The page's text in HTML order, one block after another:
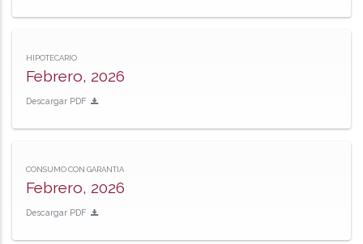
HIPOTECARIO
Febrero, 2026
Descargar PDF
CONSUMO CON GARANTIA
Febrero, 2026
Descargar PDF